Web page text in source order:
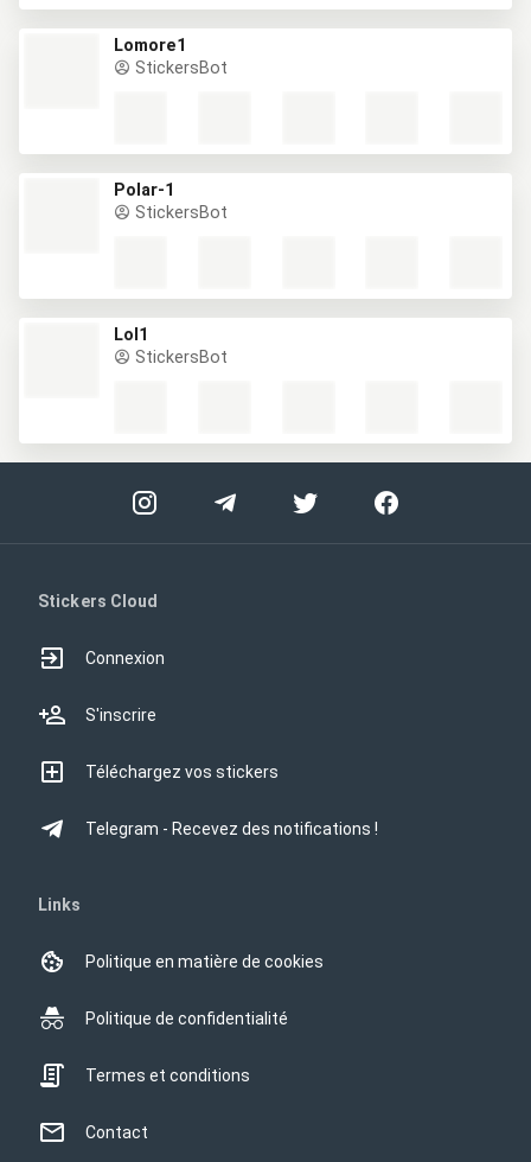
Lomore1
StickersBot
Polar-1
StickersBot
Lol1
StickersBot
Stickers Cloud
Connexion
S'inscrire
Téléchargez vos stickers
Telegram - Recevez des notifications !
Links
Politique en matière de cookies
Politique de confidentialité
Termes et conditions
Contact